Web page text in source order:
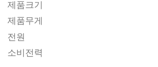
제품크기
제품무게
전원
소비전력